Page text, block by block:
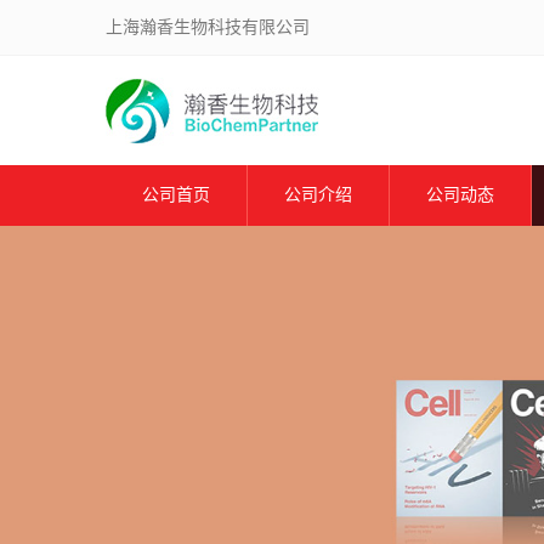
上海瀚香生物科技有限公司
公司首页 公司介绍 公司动态